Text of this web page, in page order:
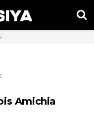
Amichia